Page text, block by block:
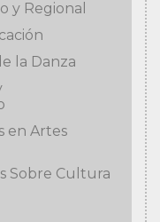
y Regional
la Danza
en Artes
Sobre Cultura